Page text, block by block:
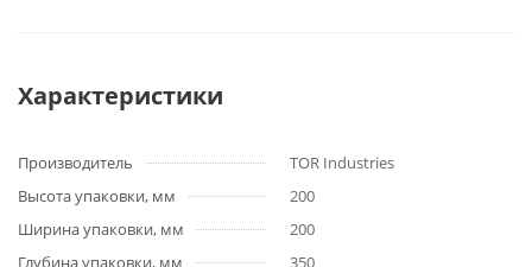
Характеристики
Производитель
TOR Industries
Высота упаковки, мм
200
Ширина упаковки, мм
200
Глубина упаковки, мм
350